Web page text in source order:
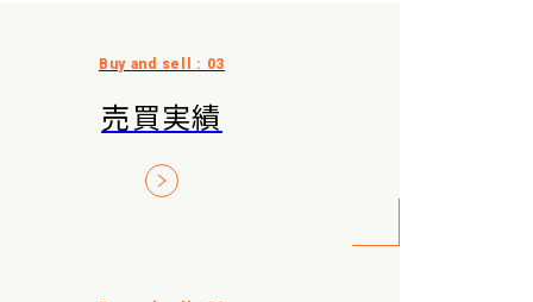
売買実績